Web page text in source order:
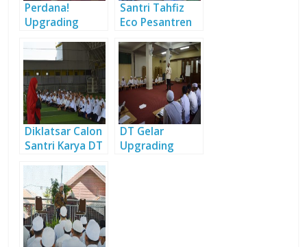
Perdana!
Upgrading
Khusus Santri
Santri Tahfiz
Eco Pesantren
Bimbingan
Khusus Bahasa
Arab
Diklatsar Calon
Santri Karya DT
Dibuka
DT Gelar
Upgrading